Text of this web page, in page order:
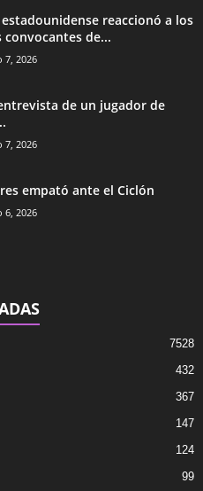
reaccionó a los
convocantes de...
7, 2026
de un jugador de
7, 2026
empató ante el Ciclón
6, 2026
7528
432
367
147
124
99